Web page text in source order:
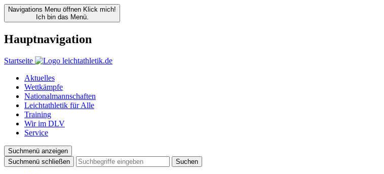
Navigations Menu öffnen Klick mich!
Ich bin das Menü.
Hauptnavigation
Startseite
Aktuelles
Wettkämpfe
Nationalmannschaften
Leichtathletik für Alle
Training
Wir im DLV
Service
Suchmenü anzeigen
Suchmenü schließen
Suchen